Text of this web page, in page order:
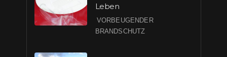
Leben
VORBEUGENDER
BRANDSCHUTZ